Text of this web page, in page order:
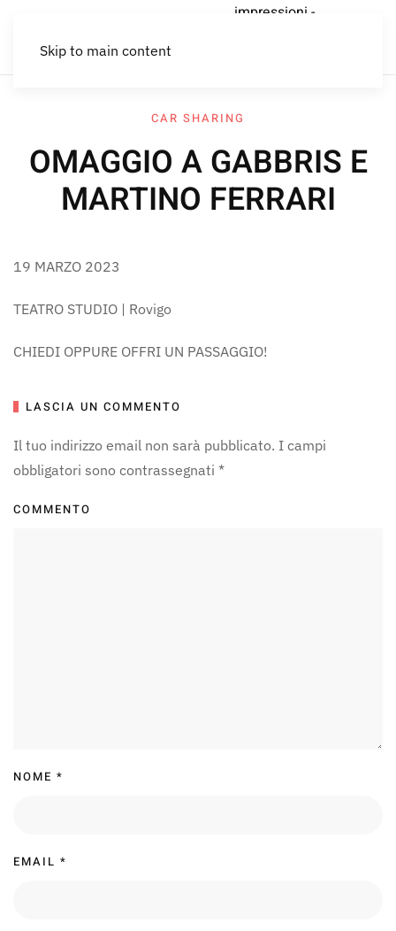
Skip to main content
sharing
impressioni -
CAR SHARING
OMAGGIO A GABBRIS E
MARTINO FERRARI
19 MARZO 2023
TEATRO STUDIO | Rovigo
CHIEDI OPPURE OFFRI UN PASSAGGIO!
LASCIA UN COMMENTO
Il tuo indirizzo email non sarà pubblicato. I campi
obbligatori sono contrassegnati *
COMMENTO
NOME *
EMAIL *